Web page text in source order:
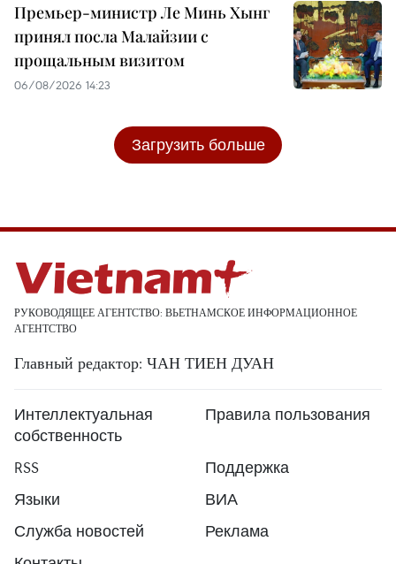
Премьер-министр Ле Минь Хынг
принял посла Малайзии с
прощальным визитом
06/08/2026 14:23
Загрузить больше
РУКОВОДЯЩЕЕ АГЕНТСТВО: ВЬЕТНАМСКОЕ ИНФОРМАЦИОННОЕ
АГЕНТСТВО
Главный редактор: ЧАН ТИЕН ДУАН
Интеллектуальная
собственность
Правила пользования
RSS
Поддержка
Языки
ВИА
Служба новостей
Реклама